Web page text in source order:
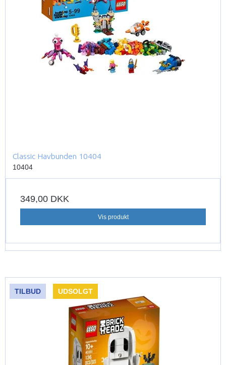
Classic Havbunden 10404
10404
349,00 DKK
Vis produkt
TILBUD UDSOLGT